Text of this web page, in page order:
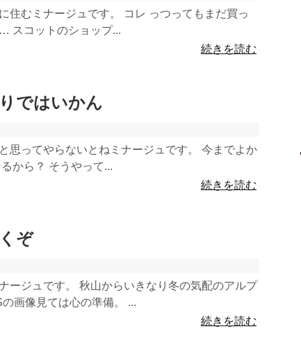
住むミナージュです。 コレ っつってもまだ買っ
スコットのショップ...
続きを読む
ではいかん
思ってやらないとねミナージュです。 今までよか
から？ そうやって...
続きを読む
ぞ
ージュです。 秋山からいきなり冬の気配のアルプ
画像見ては心の準備。 ...
続きを読む